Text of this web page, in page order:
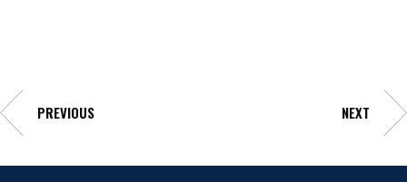
PREVIOUS NEXT